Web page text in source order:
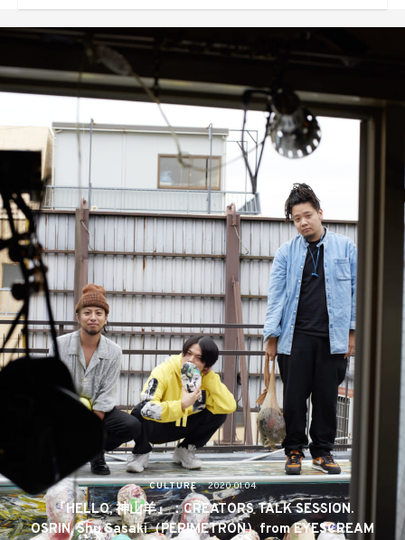
CULTURE 2020.01.04
『HELLO, 神山羊』：CREATORS TALK SESSION.
OSRIN, Shu Sasaki（PERIMETRON）from EYESCREAM